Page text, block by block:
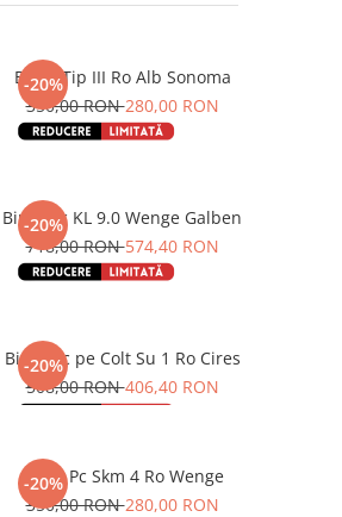
-20%
Birou Tip III Ro Alb Sonoma
350,00 RON280,00 RON
-20%
Birou Pc KL 9.0 Wenge Galben
718,00 RON574,40 RON
-20%
Birou Pc pe Colt Su 1 Ro Cires
508,00 RON406,40 RON
-20%
Birou Pc Skm 4 Ro Wenge
350,00 RON280,00 RON